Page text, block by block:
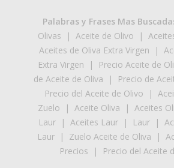
Palabras y Frases Mas
Olivas | Aceite de Olivo |
Aceites de Oliva Extra Virgen |
Extra Virgen | Precio Aceite de
de Aceite de Oliva | Precio de
Precio del Aceite de Olivo |
Zuelo | Aceite Oliva | Aceites
Laur| Aceites Laur| Laur|
Laur| Zuelo Aceite de Oliva |
Precios | Precio del Aceite